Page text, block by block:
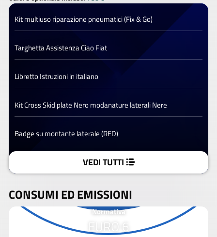
Kit multiuso riparazione pneumatici (Fix & Go)
Targhetta Assistenza Ciao Fiat
Libretto Istruzioni in italiano
Kit Cross Skid plate Nero modanature laterali Nere
Badge su montante laterale (RED)
VEDI TUTTI
CONSUMI ED EMISSIONI
Normativa
EURO 6